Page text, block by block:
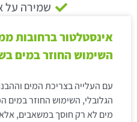
שמירה על
אינסטלטור ברחובות
השימוש החוזר במים
עם העלייה בצריכת המים
הגלובלי, השימוש החוזר במים
מים לא רק חוסך במשאבים,